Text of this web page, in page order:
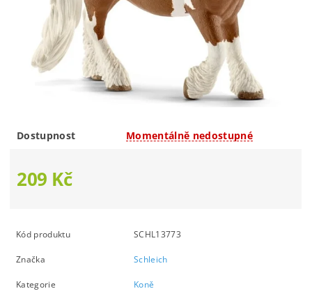
Dostupnost Momentálně nedostupné
209 Kč
Kód produktu SCHL13773
Značka Schleich
Kategorie Koně